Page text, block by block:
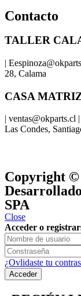
Contacto
TALLER
|
28, Calama
CASA
|
Las Condes,
Copyright ©
SPA
Close
Acceder o
¿Ovlidaste tu